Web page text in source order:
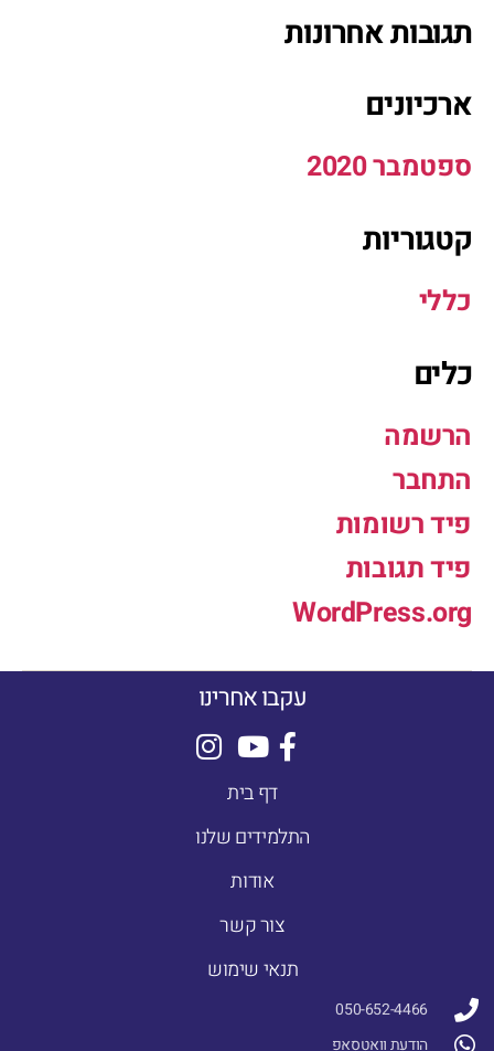
תגובות אחרונות
ארכיונים
ספטמבר 2020
קטגוריות
כללי
כלים
הרשמה
התחבר
פיד רשומות
פיד תגובות
WordPress.org
050-652-4466
הודעת וואטסאפ
דף בית
התלמידים שלנו
אודות
צור קשר
תנאי שימוש
עקבו אחרינו